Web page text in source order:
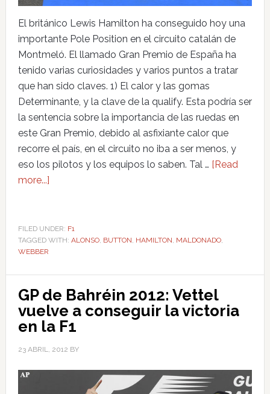
El británico Lewis Hamilton ha conseguido hoy una
importante Pole Position en el circuito catalán de
Montmeló. El llamado Gran Premio de España ha
tenido varias curiosidades y varios puntos a tratar
que han sido claves. 1) El calor y las gomas
Determinante, y la clave de la qualify. Esta podría ser
la sentencia sobre la importancia de las ruedas en
este Gran Premio, debido al asfixiante calor que
recorre el país, en el circuito no iba a ser menos, y
eso los pilotos y los equipos lo saben. Tal … [Read
more...]
FILED UNDER: F1
TAGGED WITH: ALONSO, BUTTON, HAMILTON, MALDONADO,
WEBBER
GP de Bahréin 2012: Vettel
vuelve a conseguir la victoria
en la F1
23 ABRIL, 2012 BY